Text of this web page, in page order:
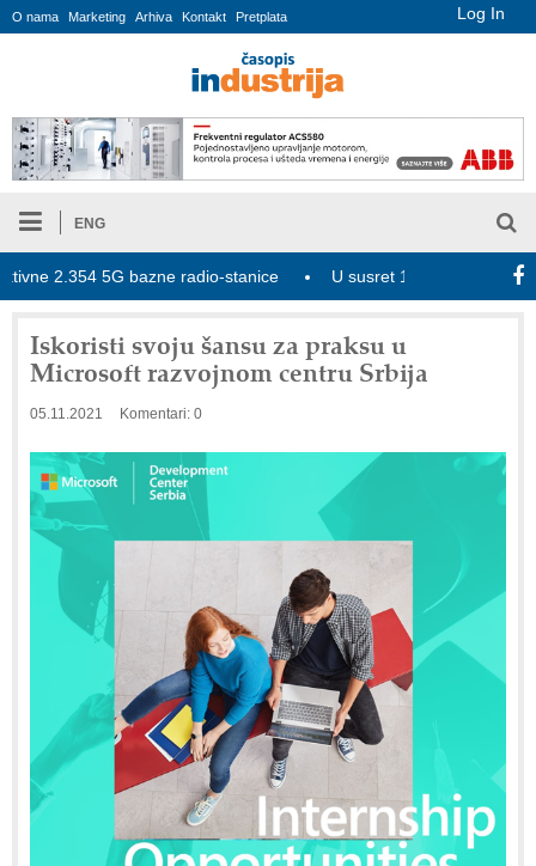
Log In
O nama Marketing Arhiva Kontakt Pretplata
ENG
2.354 5G bazne radio-stanice U susret 15. Savetovanju o
Iskoristi svoju šansu za praksu u
Microsoft razvojnom centru Srbija
05.11.2021 Komentari: 0